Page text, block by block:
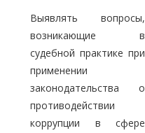
Выявлять вопросы,
возникающие в
судебной практике при
применении
законодательства о
противодействии
коррупции в сфере